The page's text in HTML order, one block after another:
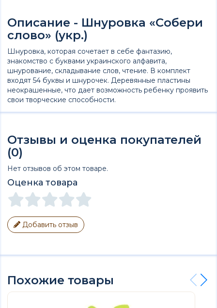
Описание - Шнуровка «Собери
слово» (укр.)
Шнуровка, которая сочетает в себе фантазию,
знакомство с буквами украинского алфавита,
шнурование, складывание слов, чтение. В комплект
входят 54 буквы и шнурочек. Деревянные пластины
неокрашенные, что дает возможность ребенку проявить
свои творческие способности.
Отзывы и оценка покупателей
(0)
Нет отзывов об этом товаре.
Оценка товара
Добавить отзыв
Похожие товары